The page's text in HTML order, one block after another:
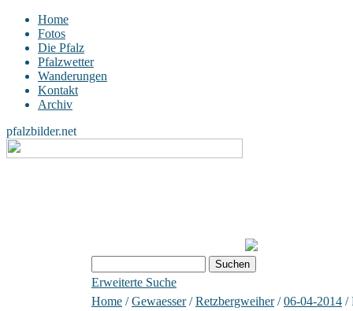
Home
Fotos
Die Pfalz
Pfalzwetter
Wanderungen
Kontakt
Archiv
pfalzbilder.net
Erweiterte Suche
Home /Gewaesser/Retzbergweiher/06-04-2014 /